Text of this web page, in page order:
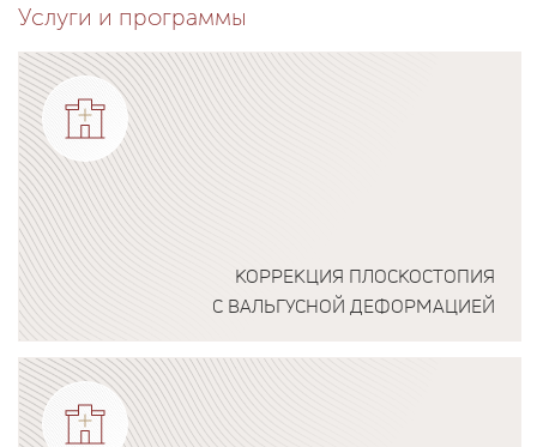
Услуги и программы
КОРРЕКЦИЯ ПЛОСКОСТОПИЯ
С ВАЛЬГУСНОЙ ДЕФОРМАЦИЕЙ
Подробнее о программе